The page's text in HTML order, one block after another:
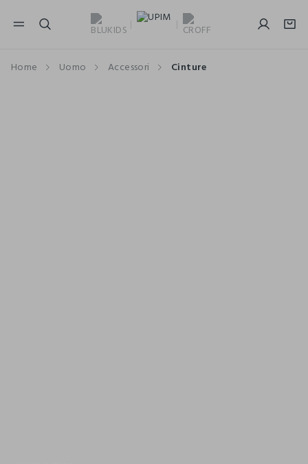
NAVIGATION.ARIA.GOTOMAINCONTENT
Home Uomo Accessori Cinture